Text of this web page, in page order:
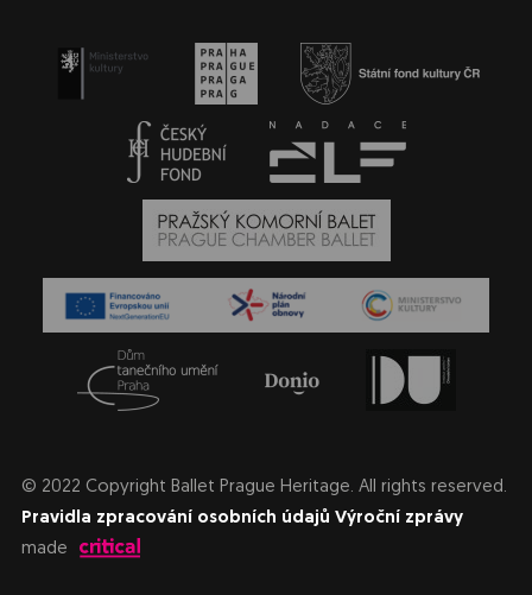
© 2022 Copyright Ballet Prague Heritage. All rights reserved.
Pravidla zpracování osobních údajů Výroční zprávy
made